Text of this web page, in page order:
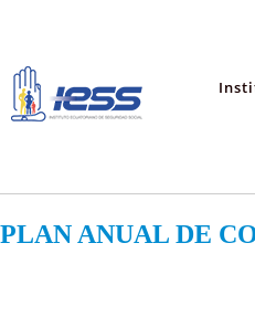
PLAN ANUAL DE